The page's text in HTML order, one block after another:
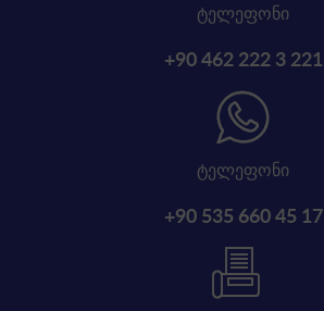
ტელეფონი
+90 462 222 3 221
ტელეფონი
+90 535 660 45 17